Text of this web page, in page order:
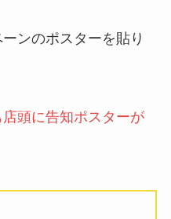
ンのポスターを貼り
頭に告知ポスターが